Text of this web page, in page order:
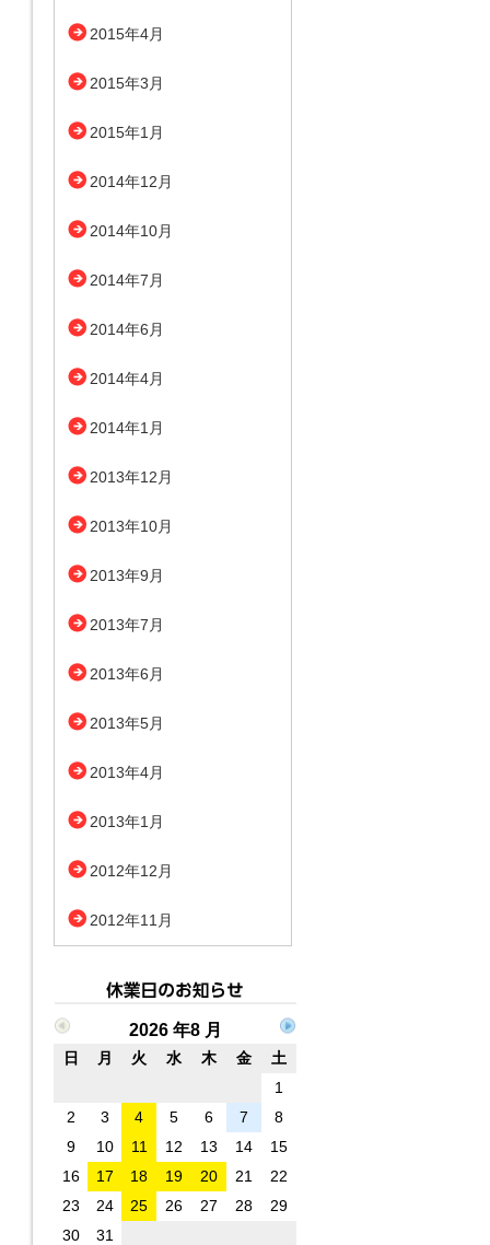
2015年4月
2015年3月
2015年1月
2014年12月
2014年10月
2014年7月
2014年6月
2014年4月
2014年1月
2013年12月
2013年10月
2013年9月
2013年7月
2013年6月
2013年5月
2013年4月
2013年1月
2012年12月
2012年11月
2026 年8 月
日 月 火 水 木 金
土
1
2
3 4 5 6 7
8
9
10 11 12 13 14
15
16
17 18 19 20 21
22
23
24 25 26 27 28
29
30
31